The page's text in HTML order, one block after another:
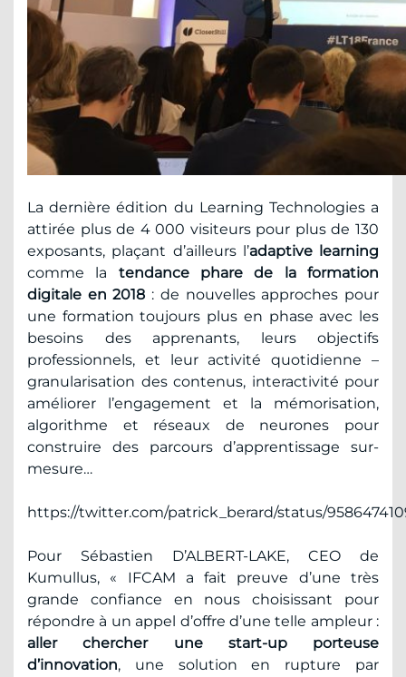
La dernière édition du Learning Technologies a
attirée plus de 4 000 visiteurs pour plus de 130
exposants, plaçant d’ailleurs l’adaptive learning
comme la tendance phare de la formation
digitale en 2018 : de nouvelles approches pour
une formation toujours plus en phase avec les
besoins des apprenants, leurs objectifs
professionnels, et leur activité quotidienne –
granularisation des contenus, interactivité pour
améliorer l’engagement et la mémorisation,
algorithme et réseaux de neurones pour
construire des parcours d’apprentissage sur-
mesure…
https://twitter.com/patrick_berard/status/
Pour Sébastien D’ALBERT-LAKE, CEO de
Kumullus, « IFCAM a fait preuve d’une très
grande confiance en nous choisissant pour
répondre à un appel d’offre d’une telle ampleur :
aller chercher une start-up porteuse
d’innovation, une solution en rupture par